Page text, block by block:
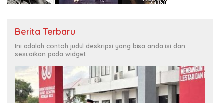
Berita Terbaru
Ini adalah contoh judul deskripsi yang bisa anda isi dan
sesuaikan pada widget